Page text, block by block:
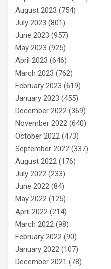
August 2023 (754)
July 2023 (801)
June 2023 (957)
May 2023 (925)
April 2023 (646)
March 2023 (762)
February 2023 (619)
January 2023 (455)
December 2022 (369)
November 2022 (640)
October 2022 (473)
September 2022 (337)
August 2022 (176)
July 2022 (233)
June 2022 (84)
May 2022 (125)
April 2022 (214)
March 2022 (98)
February 2022 (90)
January 2022 (107)
December 2021 (78)